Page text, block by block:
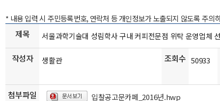
* 내용 입력 시 주민등록번호, 연락처 등 개인정보가 노출되지 않도록 주의
제목 서울과학기술대 성림학사 구내 커피전문점 위탁 운영업체
작성자 생활관 조회수 50933
첨부파일
입찰공고문카페_2016년.hwp